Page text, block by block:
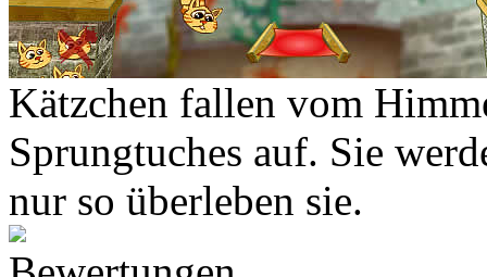
Kätzchen fallen vom
Sprungtuches auf. Sie
nur so überleben sie.